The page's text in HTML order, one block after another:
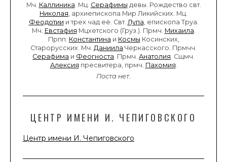
Мч. Каллиника . Мц. Серафимы девы. Рождество свт.
Николая , архиепископа Мир Ликийских. Мц.
Феодотии и трех чад её. Свт. Лупа , епископа Труа.
Мч. Евстафия Мцхетского (Груз.). Прмч. Михаила
Прпп. Константина и Космы Косинских,
Старорусских. Мч. Даниила Черкасского. Прмчч.
Серафима и Феогноста . Прмч. Анатолия . Сщмч.
Алексия пресвитера, прмч. Пахомия
Поста нет.
ЦЕНТР ИМЕНИ И. ЧЕПИГОВСКОГО
Центр имени И. Чепиговского